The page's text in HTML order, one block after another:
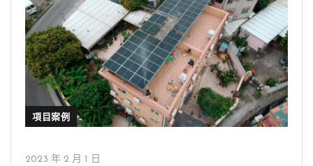
項目案例
2023 年 2 月 1 日